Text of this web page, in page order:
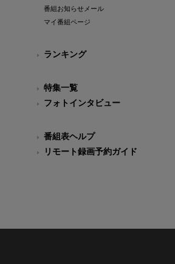
番組お知らせメール
マイ番組ページ
ランキング
特集一覧
フォトインタビュー
番組表ヘルプ
リモート録画予約ガイド